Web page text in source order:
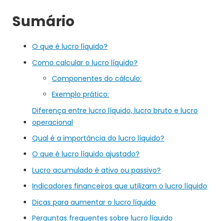
Sumário
O que é lucro líquido?
Como calcular o lucro líquido?
Componentes do cálculo:
Exemplo prático:
Diferença entre lucro líquido, lucro bruto e lucro
operacional
Qual é a importância do lucro líquido?
O que é lucro líquido ajustado?
Lucro acumulado é ativo ou passivo?
Indicadores financeiros que utilizam o lucro líquido
Dicas para aumentar o lucro líquido
Perguntas frequentes sobre lucro líquido